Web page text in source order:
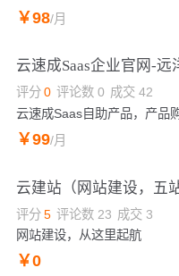
￥98/月
评分 0 评论数 0 成交 42
￥99/月
评分 5 评论数 23 成交 3
网站建设，从这里起航
￥0